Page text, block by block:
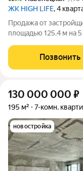
ЖК HIGH LIFE, 4
Продажа от
площадью 125.4 м на
Замоскворечья.
Садового кольца.
Позвонить
130 000 000 ₽
195 м² 7-комн.
новостройка